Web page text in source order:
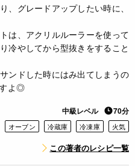
、グレードアップしたい時に、
は、アクリルルーラーを使って
冷やしてから型抜きをすること
ンドした時にはみ出てしまうの
すよ◎
中級レベル 70分
オーブン 冷蔵庫 冷凍庫 火気
この著者のレシピ一覧